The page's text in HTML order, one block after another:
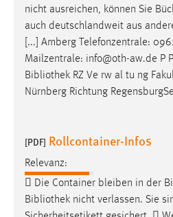
nicht ausreichen, können Sie
auch deutschlandweit aus
[...] Amberg Telefonzentrale:
Mailzentrale: info@oth-aw.de P
Bibliothek RZ Ve rw al tu ng
Nürnberg Richtung
[PDF] Rollcontainer-Infos
Relevanz:
 Die Container bleiben in der
Bibliothek nicht verlassen. Sie